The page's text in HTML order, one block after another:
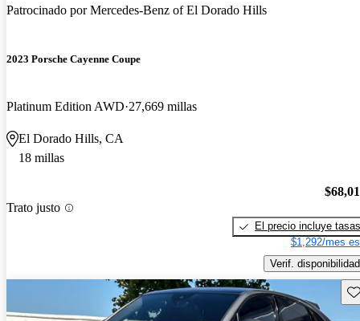
Patrocinado porMercedes-Benz of El Dorado Hills
2023 Porsche Cayenne Coupe
Platinum Edition AWD 27,669 millas
El Dorado Hills, CA
18 millas
Trato justo
El precio incluye tasas
$1,292/mes
Verif. disponibilidad